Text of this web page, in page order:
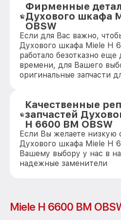
Фирменные
Духового шкафа
OBSW
Если для Вас важно,
Духового шкафа Miele H
работало безотказно
времени, для Вашего
оригинальные запчасти
Качественные
запчастей
H 6600 BM OBSW
Если Вы желаете низкую
Духового шкафа Miele H
Вашему выбору у нас в
надежные заменители
Miele H 6600 BM